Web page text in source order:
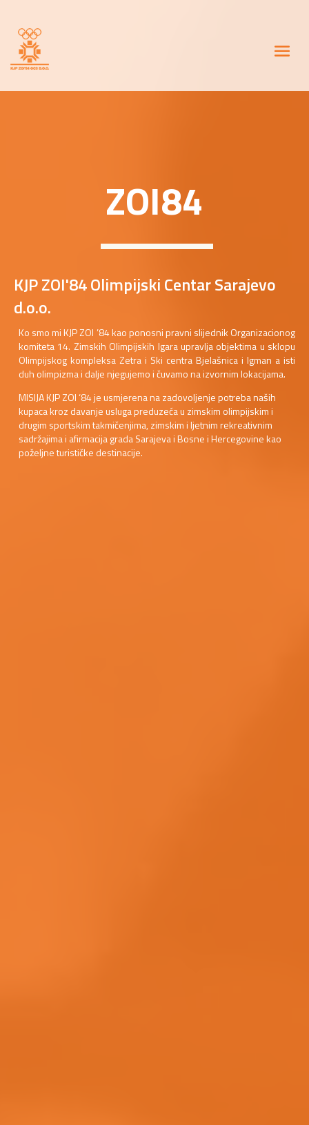
ZOI84
KJP ZOI'84 Olimpijski Centar Sarajevo
d.o.o.
Ko smo mi KJP ZOI ’84 kao ponosni pravni slijednik Organizacionog
komiteta 14. Zimskih Olimpijskih Igara upravlja objektima u sklopu
Olimpijskog kompleksa Zetra i Ski centra Bjelašnica i Igman a isti
duh olimpizma i dalje njegujemo i čuvamo na izvornim lokacijama.
MISIJA KJP ZOI ‘84 je usmjerena na zadovoljenje potreba naših
kupaca kroz davanje usluga preduzeća u zimskim olimpijskim i
drugim sportskim takmičenjima, zimskim i ljetnim rekreativnim
sadržajima i afirmacija grada Sarajeva i Bosne i Hercegovine kao
poželjne turističke destinacije.